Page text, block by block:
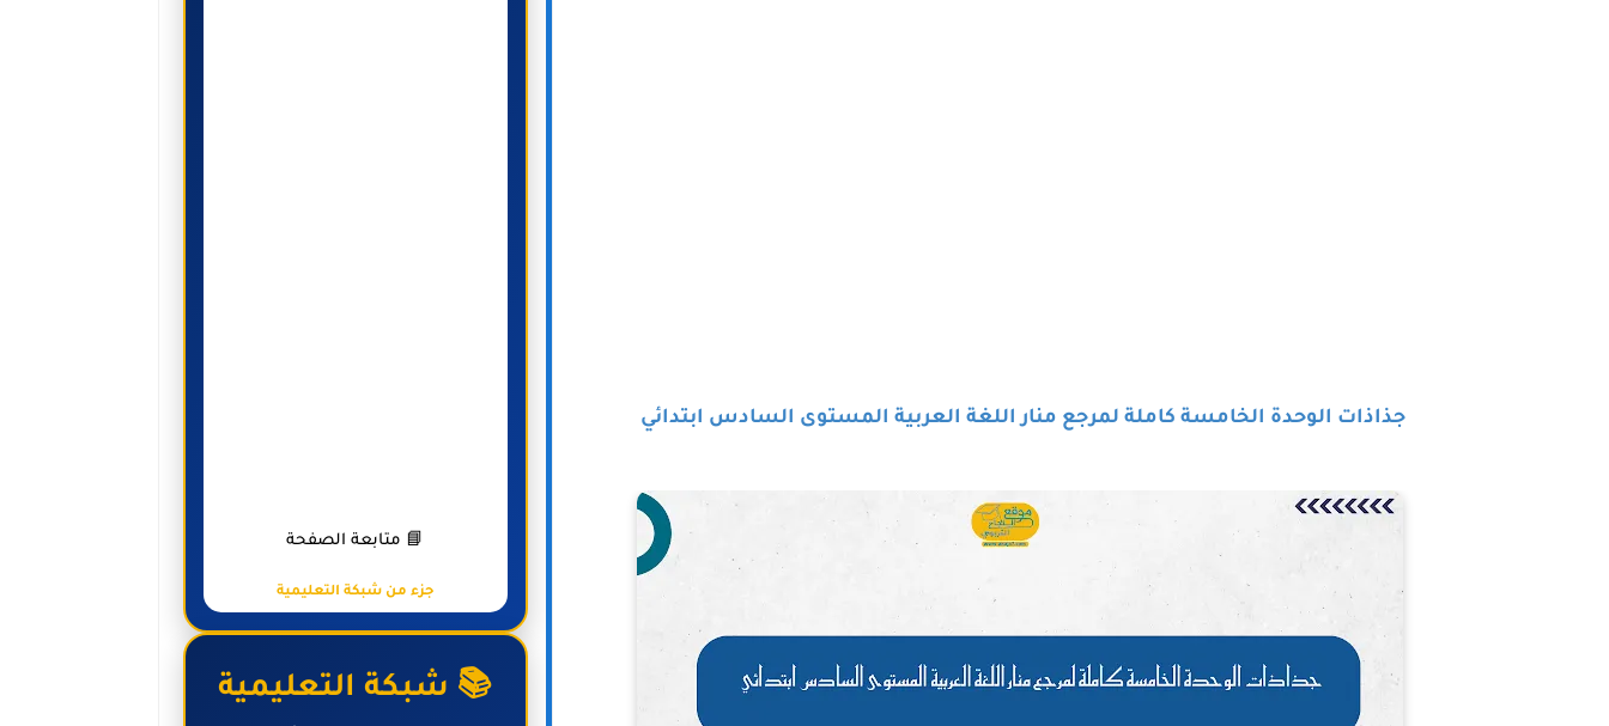
جذاذات الوحدة الخامسة كاملة لمرجع منار اللغة العربية المستوى السادس ابتدائي
📘 متابعة الصفحة
جزء من شبكة التعليمية
📚 شبكة التعليمية